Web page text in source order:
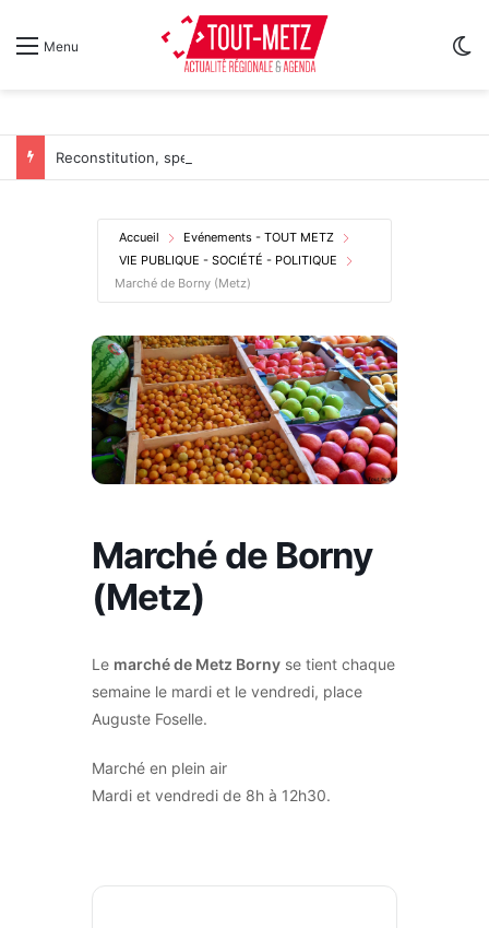
Menu
Accueil
Evénements - TOUT METZ
VIE PUBLIQUE - SOCIÉTÉ - POLITIQUE
Marché de Borny (Metz)
Marché de Borny
(Metz)
Le marché de Metz Borny se tient chaque
semaine le mardi et le vendredi, place
Auguste Foselle.
Marché en plein air
Mardi et vendredi de 8h à 12h30.